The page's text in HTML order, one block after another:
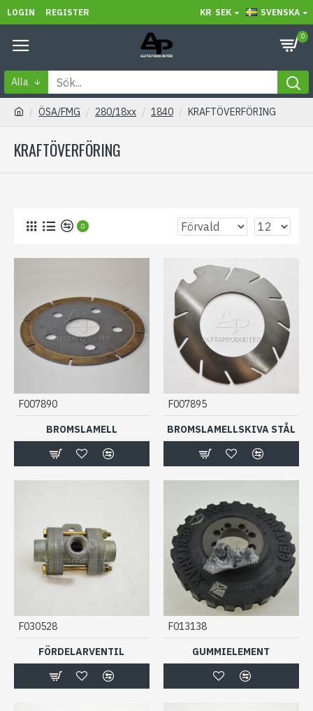
LOGIN REGISTER KR SEK SVENSKA
0
Alla
ÖSA/FMG 280/18xx 1840 KRAFTÖVERFÖRING
KRAFTÖVERFÖRING
0
F007890
BROMSLAMELL
F007895
BROMSLAMELLSKIVA STÅL
F030528
FÖRDELARVENTIL
F013138
GUMMIELEMENT